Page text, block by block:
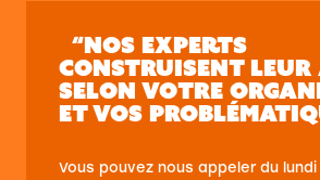
“NOS EXPERTS
CONSTRUISENT
SELON VOTRE
ET VOS
Vous pouvez nous appeler du